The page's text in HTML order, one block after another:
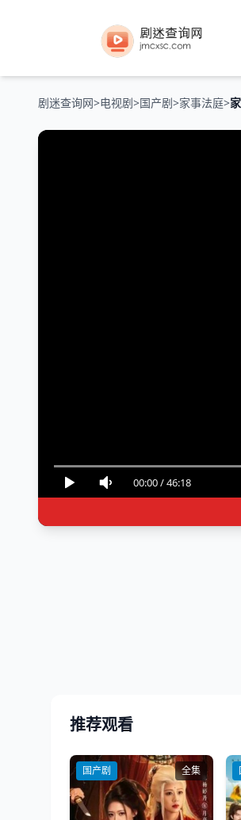
剧迷查询网>电视剧>国产剧>家事法庭>
00:00/46:18
推荐观看
国产剧 全集